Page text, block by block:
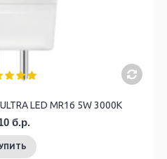
LED MR16 5W 3000K
б.р.